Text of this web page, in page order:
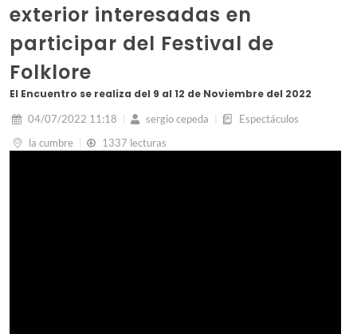
exterior interesadas en
participar del Festival de
Folklore
El Encuentro se realiza del 9 al 12 de Noviembre del 2022
04/07/2022 11:18 sergio cepeda
Espectáculos
la cumbre
1337 lecturas